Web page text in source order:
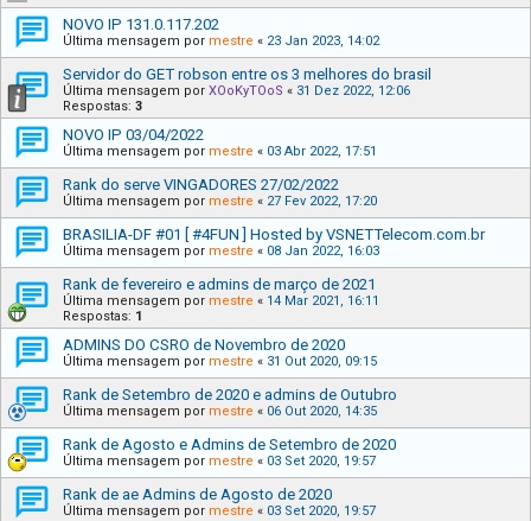
NOVO IP 131.0.117.202
Última mensagem por mestre « 23 Jan 2023, 14:02
Servidor do GET robson entre os 3 melhores do brasil
Última mensagem por XOoKyTOoS « 31 Dez 2022, 12:06
Respostas: 3
NOVO IP 03/04/2022
Última mensagem por mestre « 03 Abr 2022, 17:51
Rank do serve VINGADORES 27/02/2022
Última mensagem por mestre « 27 Fev 2022, 17:20
BRASILIA-DF #01 [ #4FUN ] Hosted by VSNETTelecom.com.br
Última mensagem por mestre « 08 Jan 2022, 16:03
Rank de fevereiro e admins de março de 2021
Última mensagem por mestre « 14 Mar 2021, 16:11
Respostas: 1
ADMINS DO CSRO de Novembro de 2020
Última mensagem por mestre « 31 Out 2020, 09:15
Rank de Setembro de 2020 e admins de Outubro
Última mensagem por mestre « 06 Out 2020, 14:35
Rank de Agosto e Admins de Setembro de 2020
Última mensagem por mestre « 03 Set 2020, 19:57
Rank de ae Admins de Agosto de 2020
Última mensagem por mestre « 03 Set 2020, 19:57